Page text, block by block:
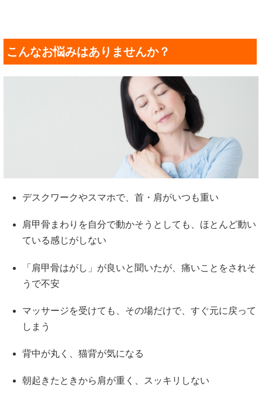
こんなお悩みはありませんか？
デスクワークやスマホで、首・肩がいつも重い
肩甲骨まわりを自分で動かそうとしても、ほとんど動い
ている感じがしない
「肩甲骨はがし」が良いと聞いたが、痛いことをされそ
うで不安
マッサージを受けても、その場だけで、すぐ元に戻って
しまう
背中が丸く、猫背が気になる
朝起きたときから肩が重く、スッキリしない